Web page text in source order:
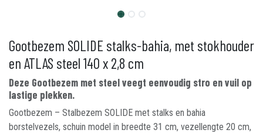
Gootbezem SOLIDE stalks-bahia, met stokhouder
en ATLAS steel 140 x 2,8 cm
Deze Gootbezem met steel veegt eenvoudig stro en vuil op
lastige plekken.
Gootbezem – Stalbezem SOLIDE met stalks en bahia
borstelvezels, schuin model in breedte 31 cm, vezellengte 20 cm,